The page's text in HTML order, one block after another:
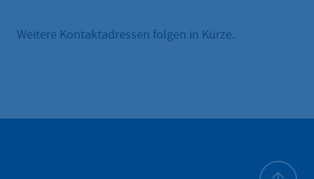
Weitere Kontaktadressen folgen in Kürze.